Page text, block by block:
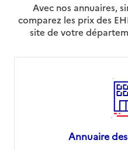
Avec nos annuaires,
comparez les prix des
site de votre
Annuaire